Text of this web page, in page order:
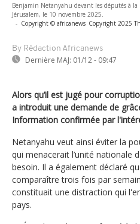
Benjamin Netanyahu devant les députés à la
Jérusalem, le 10 novembre 2025.
- Copyright © africanews Copyright 2025
By Rédaction Africanews
Dernière MAJ: 01/12 - 09:47
Alors qu’il est jugé pour
a introduit une demande de
Information confirmée par
Netanyahu veut ainsi éviter la
qui menacerait l’unité nationale
besoin. Il a également déclaré
comparaître trois fois par
constituait une distraction qui
pays.